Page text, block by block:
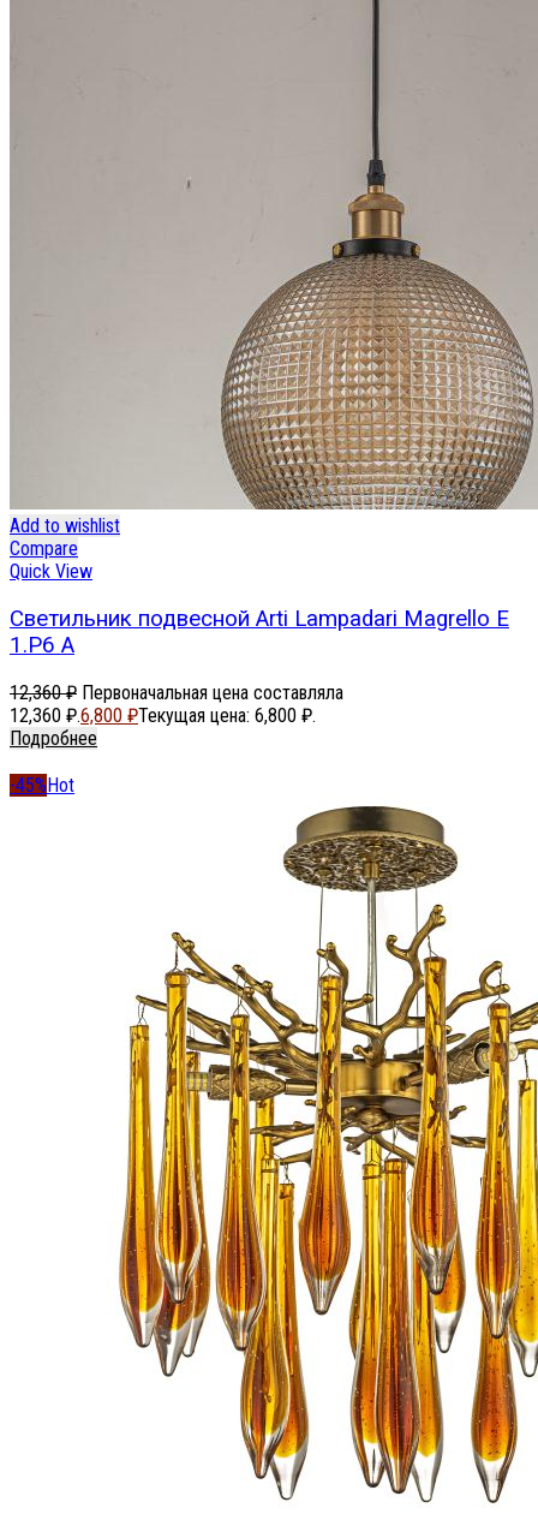
Add to wishlist
Compare
Quick View
Светильник подвесной Arti Lampadari Magrello E
1.P6 A
12,360₽ Первоначальная цена составляла
12,360 ₽.6,800 ₽Текущая цена: 6,800 ₽.
Подробнее
-45%Hot